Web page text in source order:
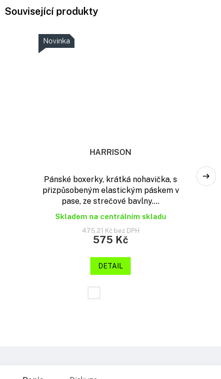
Související produkty
Novinka
HARRISON
Pánské boxerky, krátká nohavička, s
přizpůsobeným elastickým páskem v
pase, ze strečové bavlny....
Skladem na centrálním skladu
475,21 Kč bez DPH
575 Kč
DETAIL